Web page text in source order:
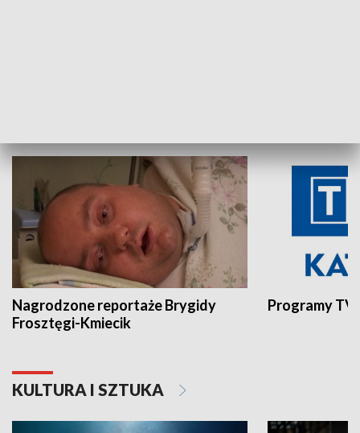
Nagrodzone reportaże Brygidy
Frosztęgi-Kmiecik
Programy
KULTURA I SZTUKA